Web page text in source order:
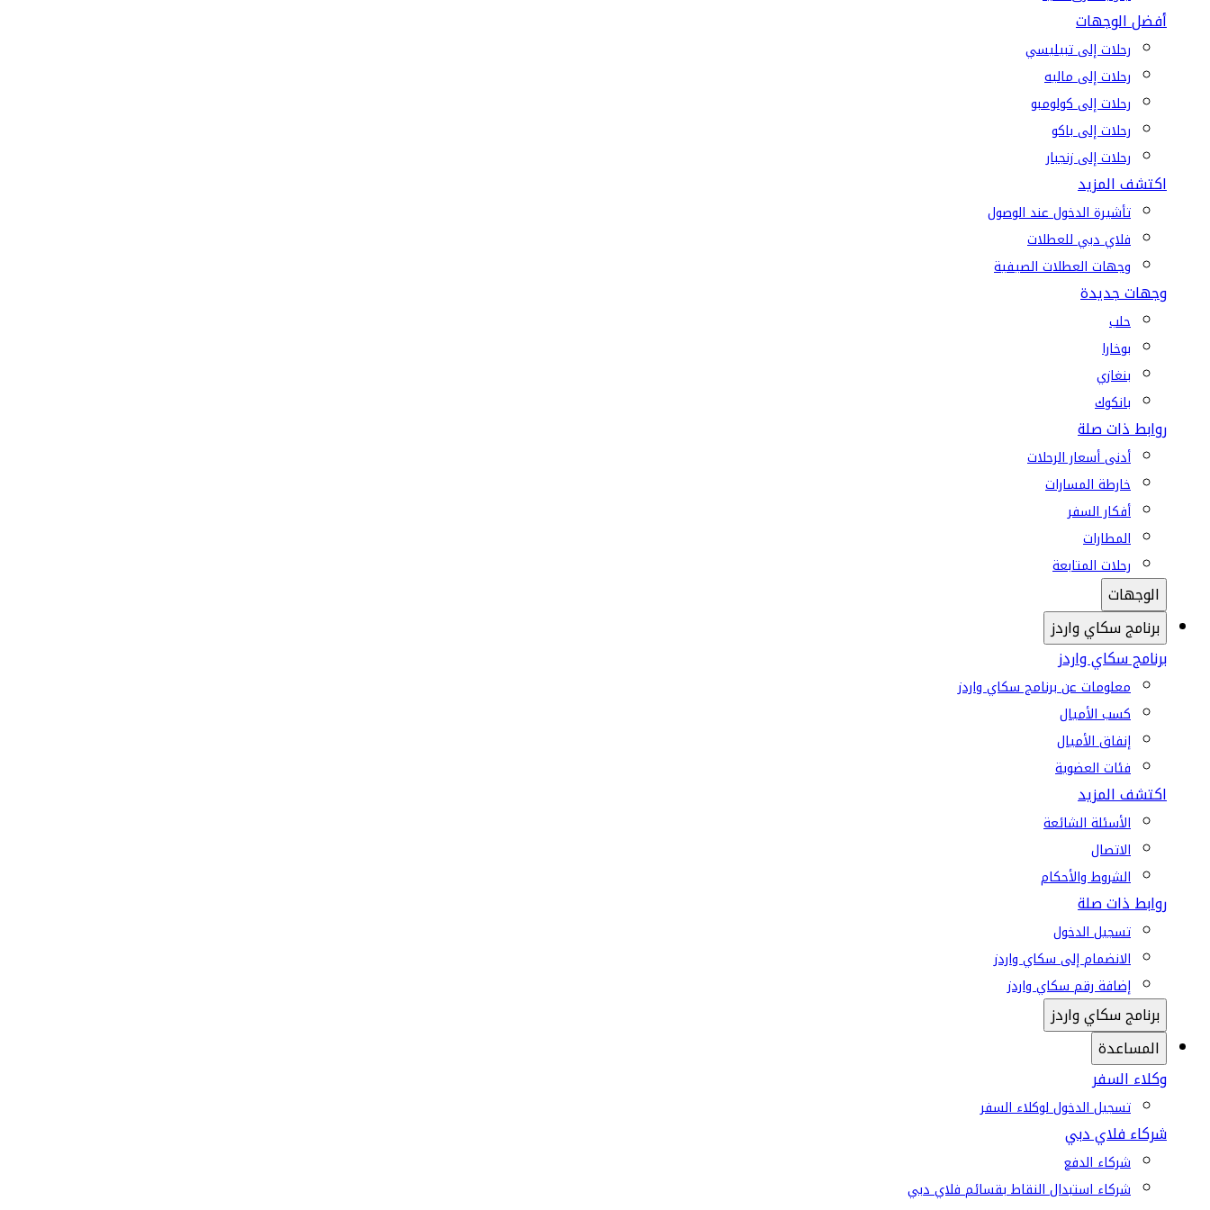
أفضل الوجهات
رحلات إلى تبيليسي
رحلات إلى ماليه
رحلات إلى كولومبو
رحلات إلى باكو
رحلات إلى زنجبار
اكتشف المزيد
تأشيرة الدخول عند الوصول
فلاي دبي للعطلات
وجهات العطلات الصيفية
وجهات جديدة
حلب
بوخارا
بنغازي
بانكوك
روابط ذات صلة
أدنى أسعار الرحلات
خارطة المسارات
أفكار السفر
المطارات
رحلات المتابعة
الوجهات
برنامج سكاي واردز
برنامج سكاي واردز
معلومات عن برنامج سكاي واردز
كسب الأميال
إنفاق الأميال
فئات العضوية
اكتشف المزيد
الأسئلة الشائعة
الاتصال
الشروط والأحكام
روابط ذات صلة
تسجيل الدخول
الانضمام إلى سكاي واردز
إضافة رقم سكاي واردز
برنامج سكاي واردز
المساعدة
وكلاء السفر
تسجيل الدخول لوكلاء السفر
شركاء فلاي دبي
شركاء الدفع
شركاء استبدال النقاط بقسائم فلاي دبي